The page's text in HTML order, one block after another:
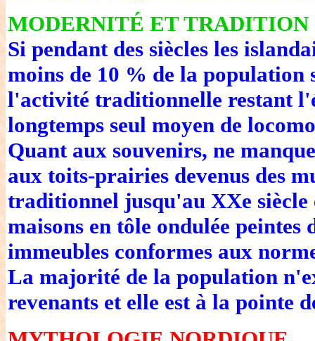
MODERNITÉ ET TRADITION
Si pendant des siècles les
moins de 10 % de la population
l'activité traditionnelle restant
longtemps seul moyen de
Quant aux souvenirs, ne
aux toits-prairies devenus des
traditionnel jusqu'au XXe siècle
maisons en tôle ondulée peintes
immeubles conformes aux
La majorité de la population
revenants et elle est à la pointe